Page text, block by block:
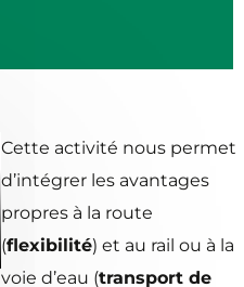
Cette activité nous permet
d’intégrer les avantages
propres à la route
(flexibilité) et au rail ou à la
voie d’eau (transport de